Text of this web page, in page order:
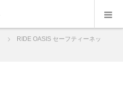
RIDE OASIS セーフティーネッ